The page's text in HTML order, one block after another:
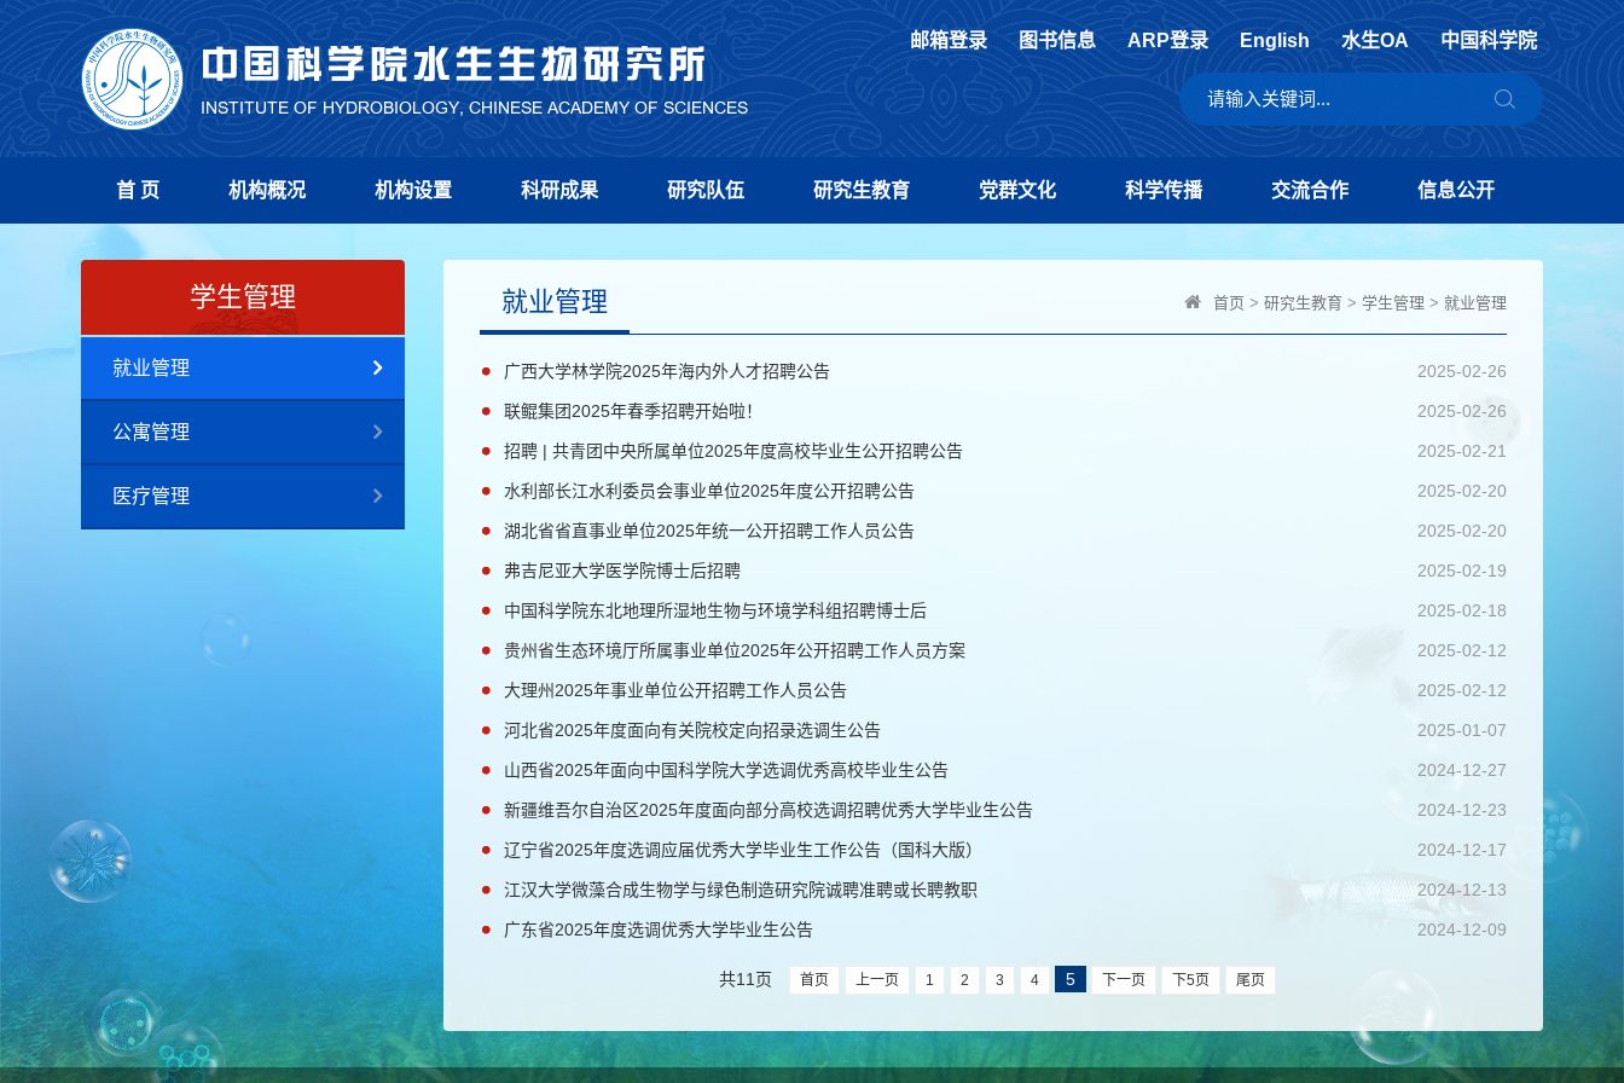
邮箱登录 图书信息 ARP登录 English 水生OA 中国科学院
首 页 机构概况 机构设置 科研成果 研究队伍 研究生教育 党群文化 科学传播 交流合作 信息公开
学生管理
就业管理
公寓管理
医疗管理
就业管理 首页 > 研究生教育 > 学生管理 > 就业管理
2025-02-26
广西大学林学院2025年海内外人才招聘公告
2025-02-26
联鲲集团2025年春季招聘开始啦！
2025-02-21
招聘 | 共青团中央所属单位2025年度高校毕业生公开招聘公告
2025-02-20
水利部长江水利委员会事业单位2025年度公开招聘公告
2025-02-20
湖北省省直事业单位2025年统一公开招聘工作人员公告
2025-02-19
弗吉尼亚大学医学院博士后招聘
2025-02-18
中国科学院东北地理所湿地生物与环境学科组招聘博士后
2025-02-12
贵州省生态环境厅所属事业单位2025年公开招聘工作人员方案
2025-02-12
大理州2025年事业单位公开招聘工作人员公告
2025-01-07
河北省2025年度面向有关院校定向招录选调生公告
2024-12-27
山西省2025年面向中国科学院大学选调优秀高校毕业生公告
2024-12-23
新疆维吾尔自治区2025年度面向部分高校选调招聘优秀大学毕业生公告
2024-12-17
辽宁省2025年度选调应届优秀大学毕业生工作公告（国科大版）
2024-12-13
江汉大学微藻合成生物学与绿色制造研究院诚聘准聘或长聘教职
2024-12-09
广东省2025年度选调优秀大学毕业生公告
共11页 首页 上一页 1 2 3 4 5 下一页 下5页 尾页